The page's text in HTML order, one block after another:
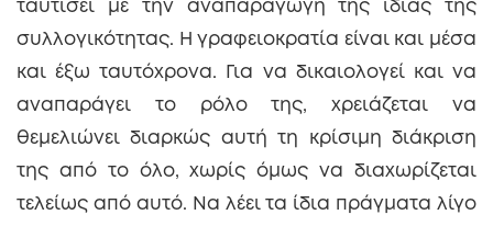
ταυτίσει με την αναπαραγωγή της ίδιας της
συλλογικότητας. Η γραφειοκρατία είναι και μέσα
και έξω ταυτόχρονα. Για να δικαιολογεί και να
αναπαράγει το ρόλο της, χρειάζεται να
θεμελιώνει διαρκώς αυτή τη κρίσιμη διάκριση
της από το όλο, χωρίς όμως να διαχωρίζεται
τελείως από αυτό. Να λέει τα ίδια πράγματα λίγο